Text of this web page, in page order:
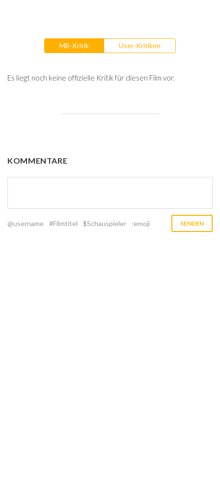
MB-Kritik User-Kritiken
Es liegt noch keine offizielle Kritik für diesen Film vor.
KOMMENTARE
@username #Filmtitel $Schauspieler :emoji